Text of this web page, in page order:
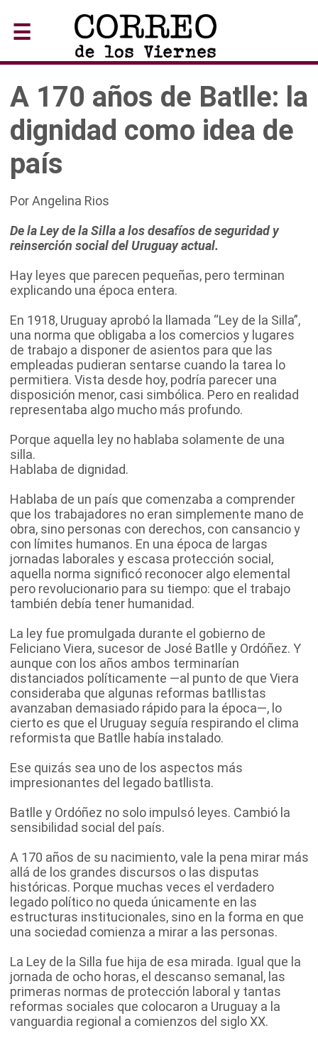
☰
A 170 años de Batlle: la
dignidad como idea de
país
Por Angelina Rios
De la Ley de la Silla a los desafíos de seguridad y
reinserción social del Uruguay actual.
Hay leyes que parecen pequeñas, pero terminan
explicando una época entera.
En 1918, Uruguay aprobó la llamada “Ley de la Silla”,
una norma que obligaba a los comercios y lugares
de trabajo a disponer de asientos para que las
empleadas pudieran sentarse cuando la tarea lo
permitiera. Vista desde hoy, podría parecer una
disposición menor, casi simbólica. Pero en realidad
representaba algo mucho más profundo.
Porque aquella ley no hablaba solamente de una
silla.
Hablaba de dignidad.
Hablaba de un país que comenzaba a comprender
que los trabajadores no eran simplemente mano de
obra, sino personas con derechos, con cansancio y
con límites humanos. En una época de largas
jornadas laborales y escasa protección social,
aquella norma significó reconocer algo elemental
pero revolucionario para su tiempo: que el trabajo
también debía tener humanidad.
La ley fue promulgada durante el gobierno de
Feliciano Viera, sucesor de José Batlle y Ordóñez. Y
aunque con los años ambos terminarían
distanciados políticamente —al punto de que Viera
consideraba que algunas reformas batllistas
avanzaban demasiado rápido para la época—, lo
cierto es que el Uruguay seguía respirando el clima
reformista que Batlle había instalado.
Ese quizás sea uno de los aspectos más
impresionantes del legado batllista.
Batlle y Ordóñez no solo impulsó leyes. Cambió la
sensibilidad social del país.
A 170 años de su nacimiento, vale la pena mirar más
allá de los grandes discursos o las disputas
históricas. Porque muchas veces el verdadero
legado político no queda únicamente en las
estructuras institucionales, sino en la forma en que
una sociedad comienza a mirar a las personas.
La Ley de la Silla fue hija de esa mirada. Igual que la
jornada de ocho horas, el descanso semanal, las
primeras normas de protección laboral y tantas
reformas sociales que colocaron a Uruguay a la
vanguardia regional a comienzos del siglo XX.